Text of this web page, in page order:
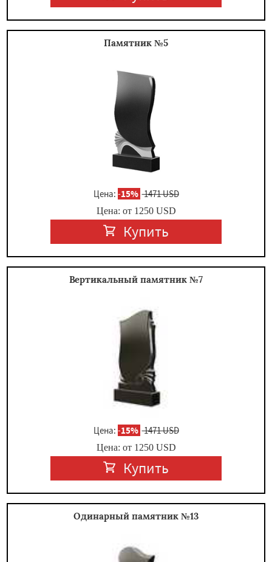
Памятник №5
Цена: -15% 1471 USD
Цена: от 1250USD
Купить
Вертикальный памятник №7
Цена: -15% 1471 USD
Цена: от 1250USD
Купить
Одинарный памятник №13
Даю согласие на обработку персональных данных